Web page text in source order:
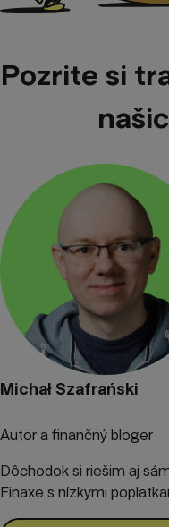
Pozrite si
Michał Szafrański
Autor a finančný bloger
Dôchodok si riešim aj
Finaxe s nízkymi